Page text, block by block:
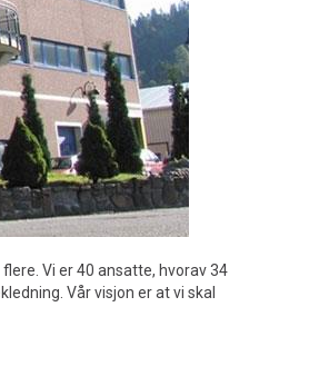
Vi er 40 ansatte, hvorav 34
Vår visjon er at vi skal